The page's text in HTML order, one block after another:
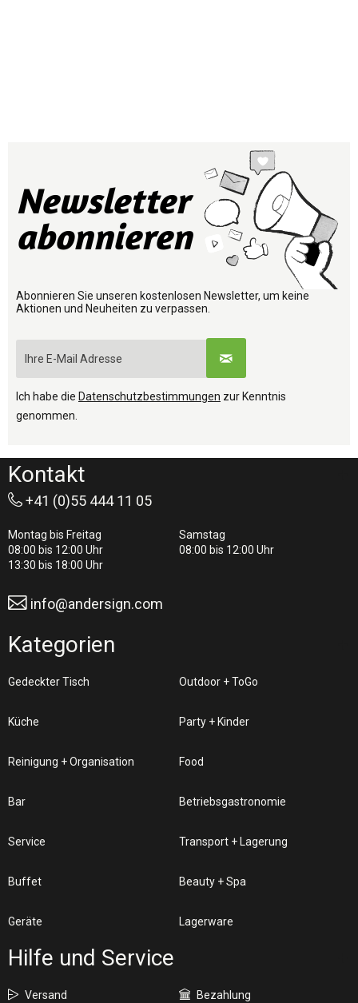
Newsletter
abonnieren
Abonnieren Sie unseren kostenlosen Newsletter, um keine
Aktionen und Neuheiten zu verpassen.
Ich habe die Datenschutzbestimmungen zur Kenntnis
genommen.
Kontakt
+41 (0)55 444 11 05
Montag bis Freitag
08:00 bis 12:00 Uhr
13:30 bis 18:00 Uhr
Samstag
08:00 bis 12:00 Uhr
info@andersign.com
Kategorien
Gedeckter Tisch Outdoor + ToGo
Küche Party + Kinder
Reinigung + Organisation Food
Bar Betriebsgastronomie
Service Transport + Lagerung
Buffet Beauty + Spa
Geräte Lagerware
Hilfe und Service
Versand Bezahlung